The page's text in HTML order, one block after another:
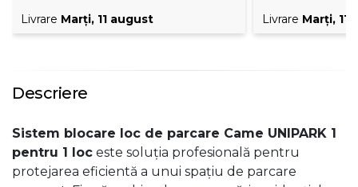
Livrare Marţi, 11 august
Livrare Marţi, 11
Descriere
Sistem blocare loc de parcare Came UNIPARK 1
pentru 1 loc este soluția profesională pentru
protejarea eficientă a unui spațiu de parcare